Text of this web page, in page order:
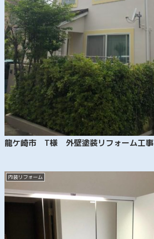
龍ケ崎市 T様 外壁塗装リフォーム工事
内装リフォーム